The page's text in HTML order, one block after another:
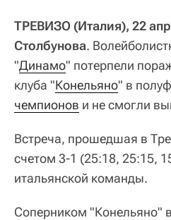
ТРЕВИЗО (Италия), 22
Столбунова.
"Динамо" потерпели
клуба "Конельяно" в
чемпионов и не смогли
Встреча, прошедшая в
счетом 3-1 (25:18, 25:15,
итальянской команды.
Соперником